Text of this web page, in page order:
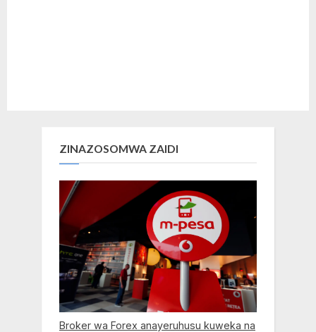
ZINAZOSOMWA ZAIDI
Broker wa Forex anayeruhusu kuweka na